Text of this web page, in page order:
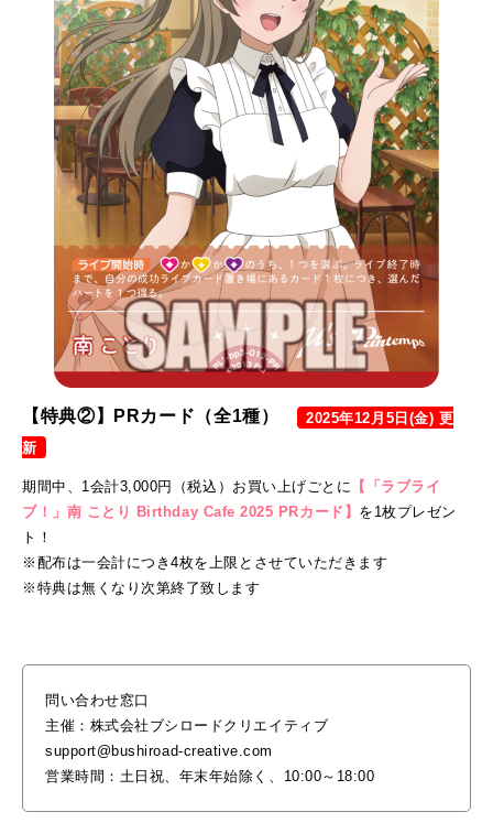
【特典②】PRカード（全1種）
2025年12月5日(金) 更
新
期間中、 1会計3,000円（税込）お買い上げごとに 【「ラブライ
ブ！」南 ことり Birthday Cafe 2025 PRカード】 を1枚プレゼン
ト！
※配布は一会計につき4枚を上限とさせていただきます
※特典は無くなり次第終了致します
問い合わせ窓口
主催：株式会社ブシロードクリエイティブ
support@bushiroad-creative.com
営業時間：土日祝、年末年始除く、10:00～18:00